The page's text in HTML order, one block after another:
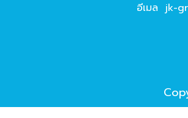
อีเมล jk-